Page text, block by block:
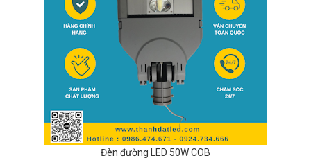
Đèn đường LED 50W COB